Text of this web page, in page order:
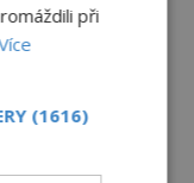
objeví
schopen ji
s tím, že
provádět
po něm.
při
(1616)